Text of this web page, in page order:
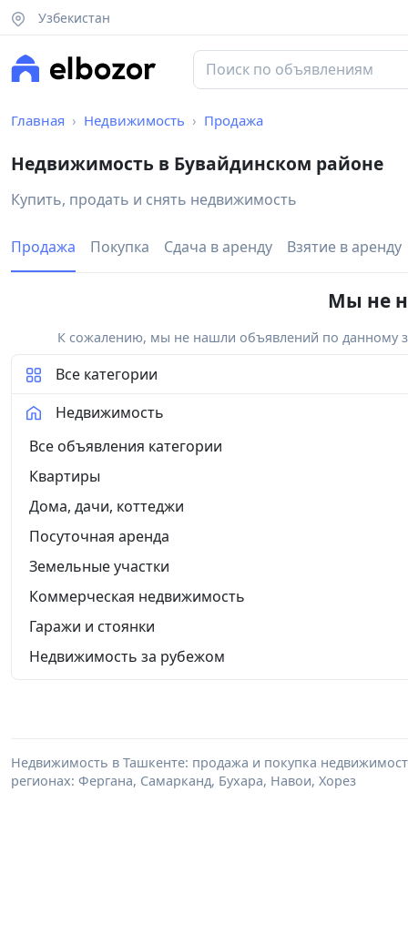
Узбекистан
Главная Недвижимость Продажа
Недвижимость в Бувайдинском районе
Купить, продать и снять недвижимость
Продажа Покупка Сдача в аренду Взятие в аренду
Мы не
К сожалению, мы не нашли объявлений по данному
Все категории
Недвижимость
Все объявления категории
Квартиры
Дома, дачи, коттеджи
Посуточная аренда
Земельные участки
Коммерческая недвижимость
Гаражи и стоянки
Недвижимость за рубежом
Недвижимость в Ташкенте: продажа и покупка
регионах: Фергана, Самарканд, Бухара, Навои, Хорез